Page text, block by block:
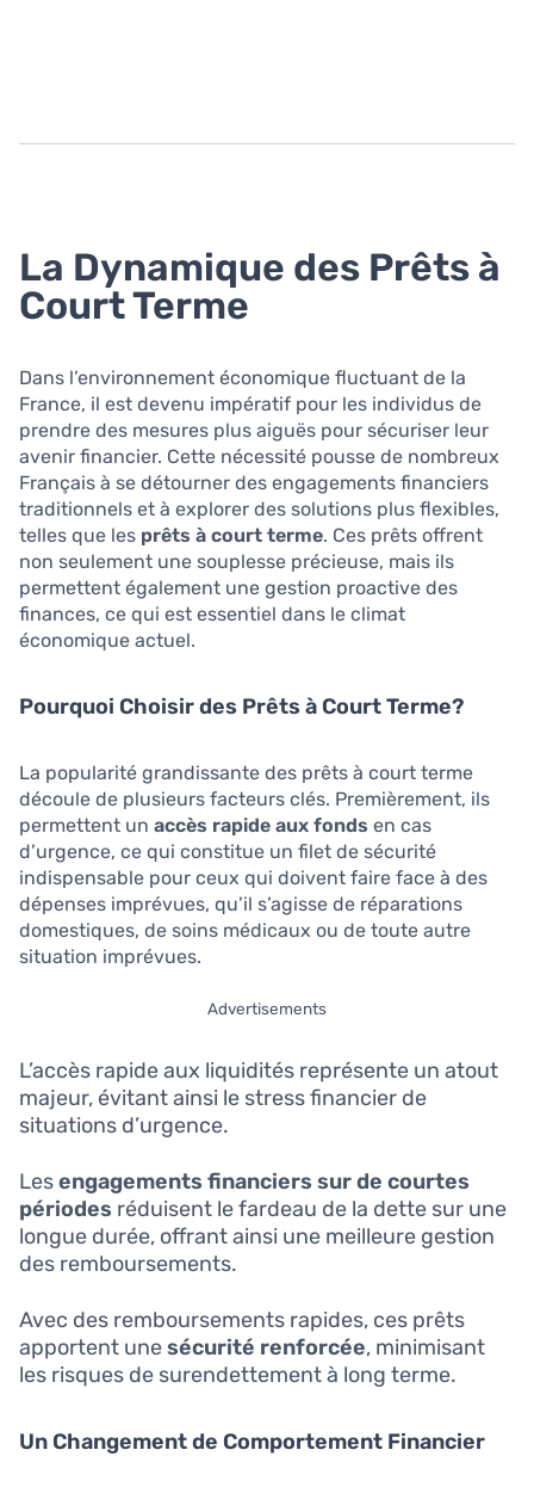
La Dynamique des Prêts à
Court Terme
Dans l’environnement économique fluctuant de la
France, il est devenu impératif pour les individus de
prendre des mesures plus aiguës pour sécuriser leur
avenir financier. Cette nécessité pousse de nombreux
Français à se détourner des engagements financiers
traditionnels et à explorer des solutions plus flexibles,
telles que les prêts à court terme. Ces prêts offrent
non seulement une souplesse précieuse, mais ils
permettent également une gestion proactive des
finances, ce qui est essentiel dans le climat
économique actuel.
Pourquoi Choisir des Prêts à Court Terme?
La popularité grandissante des prêts à court terme
découle de plusieurs facteurs clés. Premièrement, ils
permettent un accès rapide aux fonds en cas
d’urgence, ce qui constitue un filet de sécurité
indispensable pour ceux qui doivent faire face à des
dépenses imprévues, qu’il s’agisse de réparations
domestiques, de soins médicaux ou de toute autre
situation imprévues.
Advertisements
L’accès rapide aux liquidités représente un atout
majeur, évitant ainsi le stress financier de
situations d’urgence.
Lesengagements financiers sur de courtes
périodes réduisent le fardeau de la dette sur une
longue durée, offrant ainsi une meilleure gestion
des remboursements.
Avec des remboursements rapides, ces prêts
apportent unesécurité renforcée, minimisant
les risques de surendettement à long terme.
Un Changement de Comportement Financier